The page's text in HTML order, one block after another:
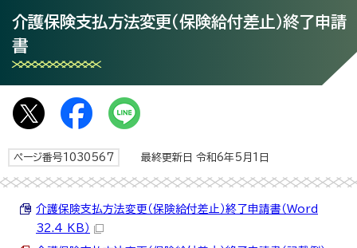
介護保険支払方法変更（保険給付差止）終了申請
書
ページ番号1030567 最終更新日 令和6年5月1日
介護保険支払方法変更（保険給付差止）終了申請書（Word
32.4 KB）